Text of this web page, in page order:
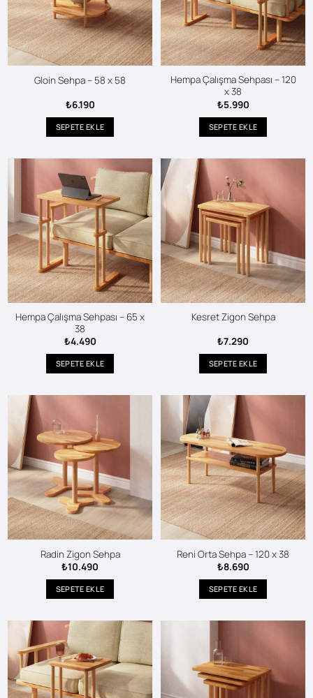
Gloin Sehpa – 58 x 58
₺6.190
SEPETE EKLE
Hempa Çalışma Sehpası – 120
x 38
₺5.990
SEPETE EKLE
Hempa Çalışma Sehpası – 65 x
38
₺4.490
SEPETE EKLE
Kesret Zigon Sehpa
₺7.290
SEPETE EKLE
Radin Zigon Sehpa
₺10.490
SEPETE EKLE
Reni Orta Sehpa – 120 x 38
₺8.690
SEPETE EKLE